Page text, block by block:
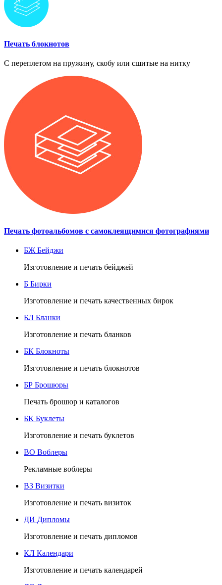
Печать блокнотов
С переплетом на пружину, скобу или сшитые на нитку
Печать фотоальбомов с самоклеящимися фотографиями
БЖ Бейджи
Изготовление и печать бейджей
Б Бирки
Изготовление и печать качественных бирок
БЛ Бланки
Изготовление и печать бланков
БК Блокноты
Изготовление и печать блокнотов
БР Брошюры
Печать брошюр и каталогов
БК Буклеты
Изготовление и печать буклетов
ВО Воблеры
Рекламные воблеры
ВЗ Визитки
Изготовление и печать визиток
ДИ Дипломы
Изготовление и печать дипломов
КЛ Календари
Изготовление и печать календарей